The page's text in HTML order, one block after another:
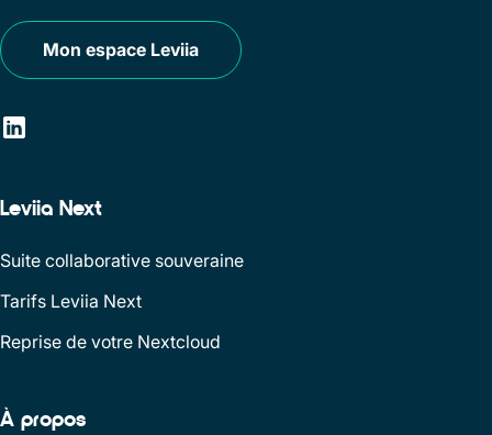
Mon espace Leviia
Leviia Next
Suite collaborative souveraine
Tarifs Leviia Next
Reprise de votre Nextcloud
À propos